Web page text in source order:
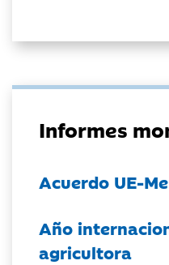
Informes
Acuerdo UE-
Año
agricultora